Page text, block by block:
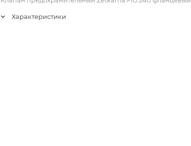
Характеристики